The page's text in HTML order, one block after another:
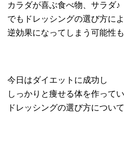
カラダが喜ぶ食べ物、サラダ♪
でもドレッシングの選び方に
逆効果になってしまう可能性も
今日はダイエットに成功し
しっかりと痩せる体を作って
ドレッシングの選び方につい